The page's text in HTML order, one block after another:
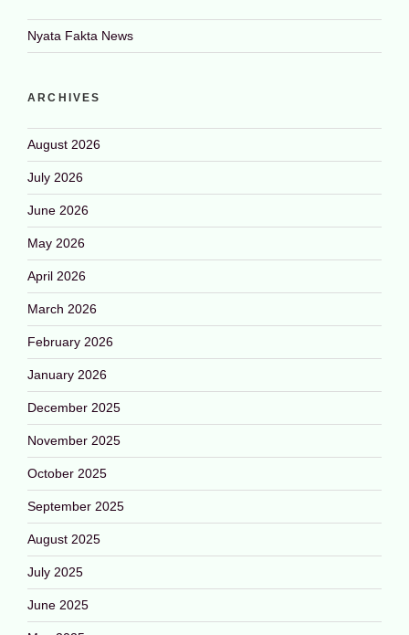
Nyata Fakta News
ARCHIVES
August 2026
July 2026
June 2026
May 2026
April 2026
March 2026
February 2026
January 2026
December 2025
November 2025
October 2025
September 2025
August 2025
July 2025
June 2025